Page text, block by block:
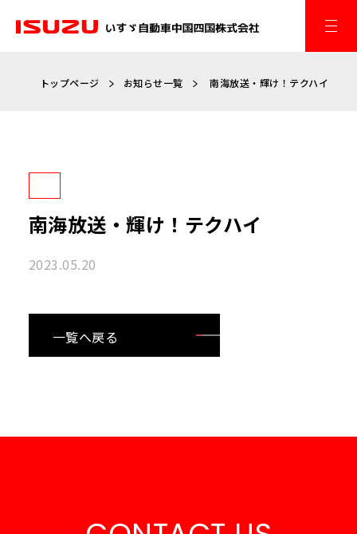
トップページ お知らせ一覧 南海放送・輝け！テクハイ
南海放送・輝け！テクハイ
2023.05.20
一覧へ戻る